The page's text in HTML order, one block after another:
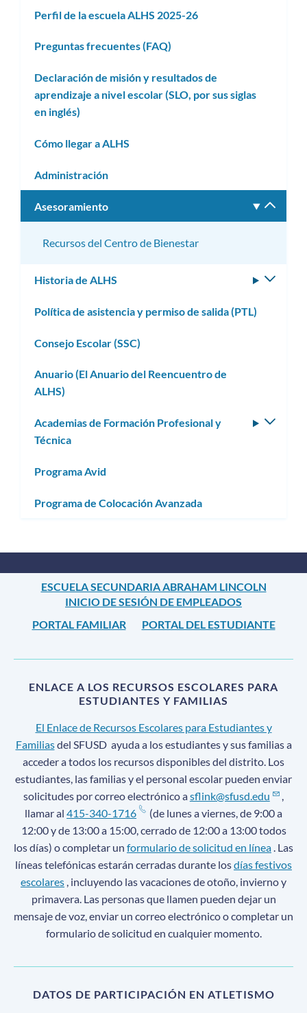
Perfil de la escuela ALHS 2025-26
Preguntas frecuentes (FAQ)
Declaración de misión y resultados de
aprendizaje a nivel escolar (SLO, por sus siglas
en inglés)
Cómo llegar a ALHS
Administración
Asesoramiento
Recursos del Centro de Bienestar
Historia de ALHS
Política de asistencia y permiso de salida (PTL)
Consejo Escolar (SSC)
Anuario (El Anuario del Reencuentro de
ALHS)
Academias de Formación Profesional y
Técnica
Programa Avid
Programa de Colocación Avanzada
ESCUELA SECUNDARIA ABRAHAM LINCOLN
INICIO DE SESIÓN DE EMPLEADOS
PORTAL FAMILIAR
PORTAL DEL ESTUDIANTE
ENLACE A LOS RECURSOS ESCOLARES PARA
ESTUDIANTES Y FAMILIAS
El Enlace de Recursos Escolares para Estudiantes y
Familiasdel SFUSD ayuda a los estudiantes y sus familias a
acceder a todos los recursos disponibles del distrito. Los
estudiantes, las familias y el personal escolar pueden enviar
solicitudes por correo electrónico asflink@sfusd.edu
,
llamar al415-340-1716
(de lunes a viernes, de 9:00 a
12:00 y de 13:00 a 15:00, cerrado de 12:00 a 13:00 todos
los días) o completar un formulario de solicitud en línea. Las
líneas telefónicas estarán cerradas durante losdías festivos
escolares , incluyendo las vacaciones de otoño, invierno y
primavera. Las personas que llamen pueden dejar un
mensaje de voz, enviar un correo electrónico o completar un
formulario de solicitud en cualquier momento.
DATOS DE PARTICIPACIÓN EN ATLETISMO